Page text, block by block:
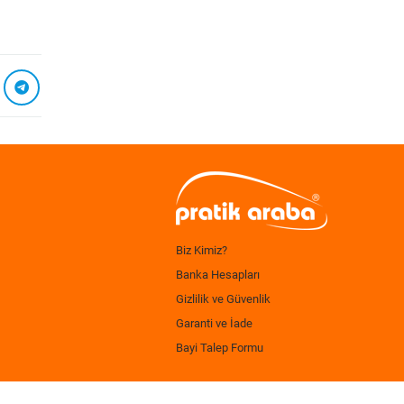
Biz Kimiz?
Banka Hesapları
Gizlilik ve Güvenlik
Garanti ve İade
Bayi Talep Formu